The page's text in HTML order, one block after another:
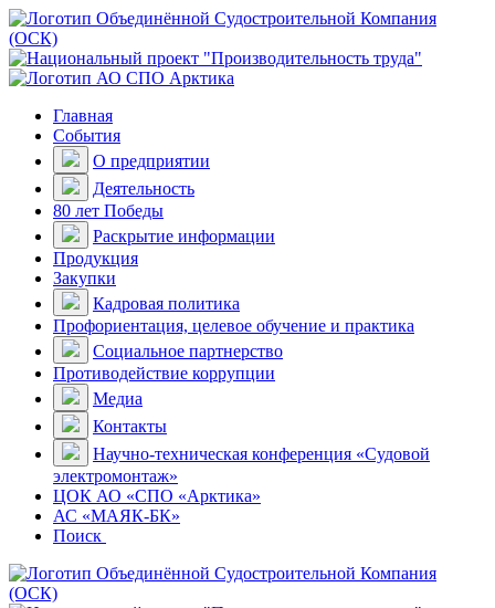
Главная
События
О предприятии
Деятельность
80 лет Победы
Раскрытие информации
Продукция
Закупки
Кадровая политика
Профориентация, целевое обучение и практика
Социальное партнерство
Противодействие коррупции
Медиа
Контакты
Научно-техническая конференция «Судовой
электромонтаж»
ЦОК АО «СПО «Арктика»
АС «МАЯК-БК»
Поиск